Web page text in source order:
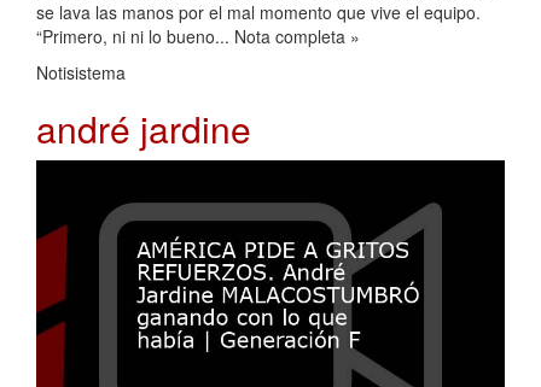
se lava las manos por el mal momento que vive el equipo.
“Primero, ni ni lo bueno... Nota completa »
Notisistema
andré jardine